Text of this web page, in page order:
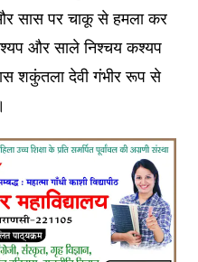
सास पर चाकू से हमला कर
और साले निश्चय कश्यप
शकुंतला देवी गंभीर रूप से